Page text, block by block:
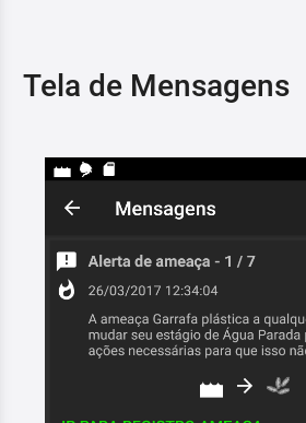
Tela de Mensagens